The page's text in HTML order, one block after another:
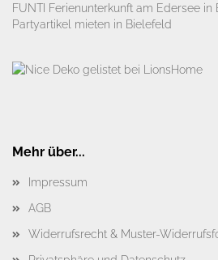
FUNTI Ferienunterkunft am Edersee in
Partyartikel mieten in Bielefeld
Mehr über...
Impressum
AGB
Widerrufsrecht & Muster-